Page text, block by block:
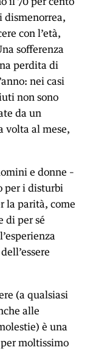
dismenorrea,
con l’età,
sofferenza
perdita di
nei casi
non sono
da un
volta al mese,
e donne –
per i disturbi
la parità, come
di per sé
(a qualsiasi
alle
è una
moltissimo